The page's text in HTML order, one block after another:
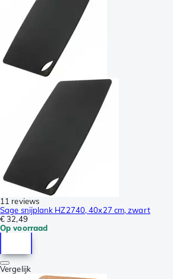
11 reviews
Sage snijplank HZ2740, 40x27 cm, zwart
€ 32,49
Op voorraad
Vergelijk